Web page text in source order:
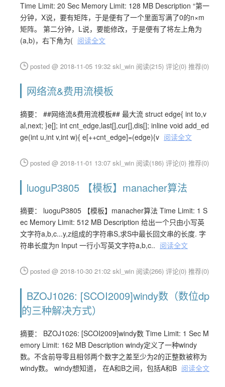
Time Limit: 20 Sec Memory Limit: 128 MB Description “第一
分钟，X说，要有矩阵，于是便有了一个里面写满了0的n×m
矩阵。 第二分钟，L说，要能修改，于是便有了将左上角为
(a,b)，右下角为( 阅读全文
posted @ 2018-11-05 19:32 skl_win 阅读(215) 评论(0) 推荐(0)
网络流&费用流模板
摘要： ##网络流&费用流模板## 最大流 struct edge{ int to,v
al,next; }e[]; int cnt_edge,last[],cur[],dis[]; inline void add_ed
ge(int u,int v,int w){ e[++cnt_edge]=(edge){v 阅读全文
posted @ 2018-11-01 13:07 skl_win 阅读(186) 评论(0) 推荐(0)
luoguP3805 【模板】manacher算法
摘要： luoguP3805 【模板】manacher算法 Time Limit: 1 S
ec Memory Limit: 512 MB Description 给出一个只由小写英
文字符a,b,c...y,z组成的字符串S,求S中最长回文串的长度. 字
符串长度为n Input 一行小写英文字符a,b,c.. 阅读全文
posted @ 2018-10-30 21:02 skl_win 阅读(266) 评论(0) 推荐(0)
BZOJ1026: [SCOI2009]windy数（数位dp
的三种解决方式）
摘要： BZOJ1026: [SCOI2009]windy数 Time Limit: 1 Sec M
emory Limit: 162 MB Description windy定义了一种windy
数。不含前导零且相邻两个数字之差至少为2的正整数被称为
windy数。 windy想知道， 在A和B之间，包括A和B 阅读全文